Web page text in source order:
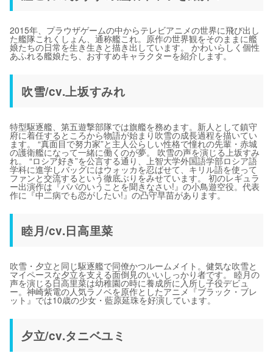
2015年、プラウザゲームの中からテレビアニメの世界に飛び出し
た艦隊これくしょん、通称艦これ。原作の世界観をそのままに艦
娘たちの日常を生き生きと描き出しています。 かわいらしく個性
あふれる艦娘たち、おすすめキャラクターを紹介します。
吹雪/cv.上坂すみれ
特型駆逐艦、第五遊撃部隊では旗艦を務めます。新人として鎮守
府に着任するところから物語が始まり吹雪の成長過程を描いてい
ます。 “真面目で努力家”と主人公らしい性格で憧れの先輩・赤城
の護衛艦になって一緒に働くのが夢。 吹雪の声を演じる上坂すみ
れ。 “ロシア好き”を公言する通り、上智大学外国語学部ロシア語
学科に進学しバッグにはウォッカを忍ばせて、キリル語を使って
ファンと交流するという徹底ぶりをみせています。 初のレギュラ
ー出演作は『パパのいうことを聞きなさい!』の小鳥遊空役。代表
作に『中二病でも恋がしたい!』の凸守早苗があります。
睦月/cv.日高里菜
吹雪・夕立と同じ駆逐艦で同僚かつルームメイト。健気な吹雪と
マイペースな夕立を支える面倒見のいいしっかり者です。 睦月の
声を演じる日高里菜は幼稚園の時に養成所に入所し子役デビュ
ー。神崎紫電の人気ラノベを原作としたアニメ『ブラック・ブレ
ット』では10歳の少女・藍原延珠を好演しています。
夕立/cv.タニベユミ